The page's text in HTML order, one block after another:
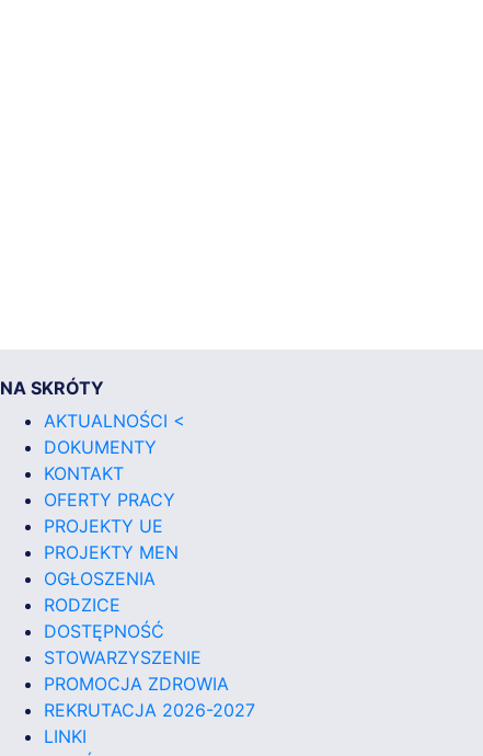
NA SKRÓTY
AKTUALNOŚCI <
DOKUMENTY
KONTAKT
OFERTY PRACY
PROJEKTY UE
PROJEKTY MEN
OGŁOSZENIA
RODZICE
DOSTĘPNOŚĆ
STOWARZYSZENIE
PROMOCJA ZDROWIA
REKRUTACJA 2026-2027
LINKI